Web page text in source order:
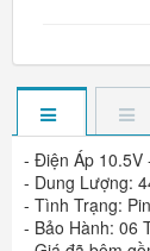
- Điện Áp 10.5V
- Dung Lượng:
- Tình Trạng:
- Bảo Hành: 06